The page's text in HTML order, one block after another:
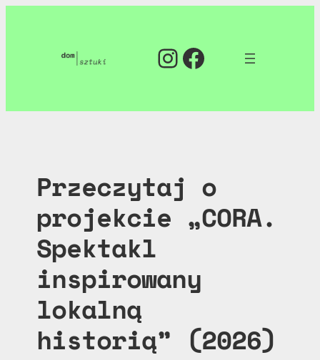
InstagramFacebook
Przeczytaj o
projekcie „CORA.
Spektakl
inspirowany
lokalną
historią” (2026)